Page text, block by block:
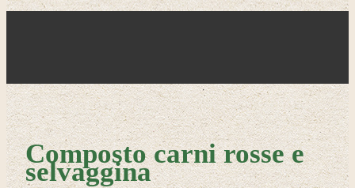
Composto carni rosse e
selvaggina